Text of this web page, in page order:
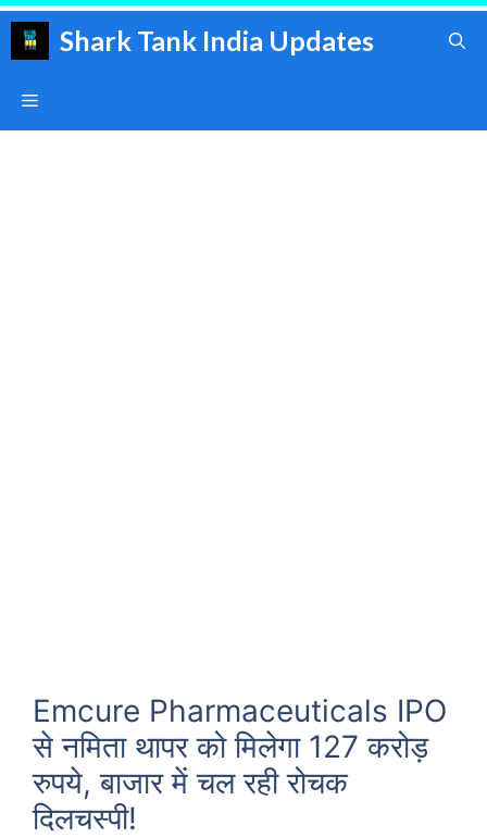
Skip
Shark Tank India Updates
Menu
Emcure Pharmaceuticals IPO
से नमिता थापर को मिलेगा 127 करोड़
रुपये, बाजार में चल रही रोचक
दिलचस्पी!